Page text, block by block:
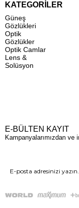
KATEGORİLER
Güneş
Gözlükleri
Optik
Gözlükler
Optik Camlar
Lens &
Solüsyon
E-BÜLTEN KAYIT
Kampanyalarımızdan